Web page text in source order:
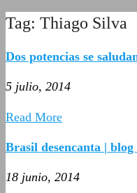
Tag: Thiago Silva
Dos potencias se
5 julio, 2014
Read More
Brasil desencanta |
18 junio, 2014